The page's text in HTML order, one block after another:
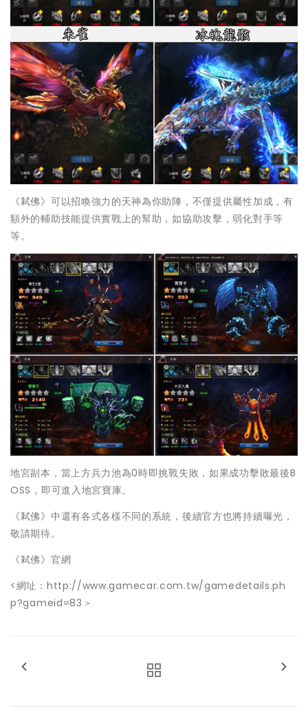
《弒佛》可以招喚強力的天神為你助陣，不僅提供屬性加成，有
額外的輔助技能提供實戰上的幫助，如協助攻擊，弱化對手等
等。
地宮副本，當上方兵力池為0時即挑戰失敗，如果成功擊敗最後B
OSS，即可進入地宮寶庫。
《弒佛》中還有各式各樣不同的系統，後續官方也將持續曝光，
敬請期待。
《弒佛》官網
<網址：http://www.gamecar.com.tw/gamedetails.ph
p?gameid=83＞